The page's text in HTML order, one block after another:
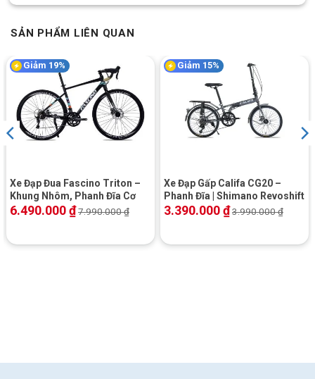
xe dap dua Twitter Sniper 2.0 2020
SẢN PHẨM LIÊN QUAN
Giảm 19%
Xe Đạp Đua Fascino Triton –
Khung Nhôm, Phanh Đĩa Cơ
6.490.000₫7.990.000₫
Giảm 15%
Xe Đạp Gấp Califa CG20 –
Phanh Đĩa | Shimano Revoshift
3.390.000₫3.990.000₫